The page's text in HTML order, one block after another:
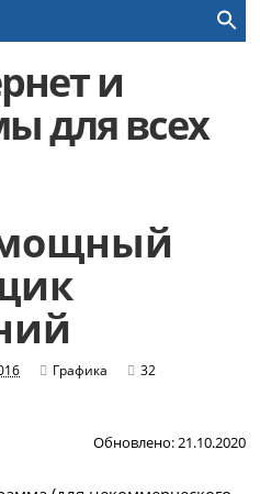
и
для всех
Графика
32
Обновлено: 21.10.2020